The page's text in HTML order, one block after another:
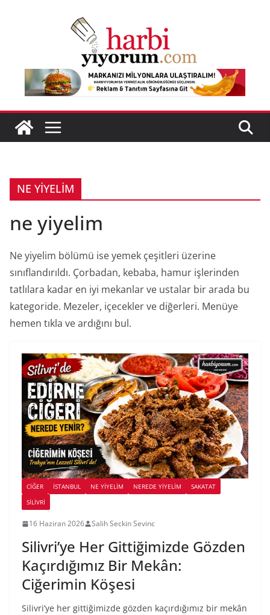
NE YİYELİM
ne yiyelim
Ne yiyelim bölümü ise yemek çeşitleri üzerine
sınıflandırıldı. Çorbadan, kebaba, hamur işlerinden
tatlılara kadar en iyi mekanlar ve ustalar bir arada bu
kategoride. Mezeler, içecekler ve diğerleri. Menüye
hemen tıkla ve ardığını bul.
CIĞER İSTANBUL NE YİYELİM NEREDE YİYELİM
SAKATAT
SILIVRI
16 Haziran 2026 Salih Seckin Sevinc
Silivri’ye Her Gittiğimizde Gözden
Kaçırdığımız Bir Mekân:
Ciğerimin Köşesi
Silivri’ye her gittiğimizde gözden kaçırdığımız bir mekân